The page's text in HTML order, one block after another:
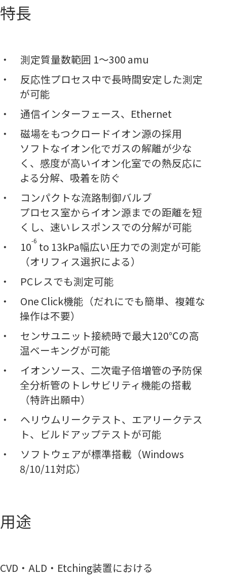
特長
測定質量数範囲 1～300 amu
反応性プロセス中で長時間安定した測定
が可能
通信インターフェース、Ethernet
磁場をもつクロードイオン源の採用
ソフトなイオン化でガスの解離が少な
く、感度が高いイオン化室での熱反応に
よる分解、吸着を防ぐ
コンパクトな流路制御バルブ
プロセス室からイオン源までの距離を短
くし、速いレスポンスでの分解が可能
10-6 to 13kPa幅広い圧力での測定が可能
（オリフィス選択による）
PCレスでも測定可能
One Click機能（だれにでも簡単、複雑な
操作は不要）
センサユニット接続時で最大120℃の高
温ベーキングが可能
イオンソース、二次電子倍増管の予防保
全分析管のトレサビリティ機能の搭載
（特許出願中）
ヘリウムリークテスト、エアリークテス
ト、ビルドアップテストが可能
ソフトウェアが標準搭載​（Windows
8/10/11対応）
用途
CVD・ALD・Etching装置における